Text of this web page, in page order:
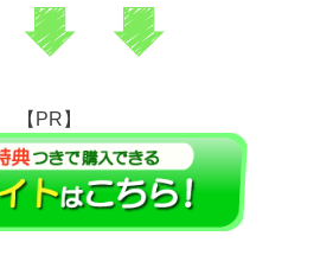
【PR】